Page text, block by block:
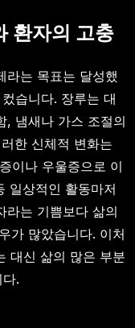
환자의 고충
라는 목표는 달성했
습니다. 장루는 대
, 냄새나 가스 조절의
한 신체적 변화는
이나 우울증으로 이
일상적인 활동마저
라는 기쁨보다 삶의
가 많았습니다. 이처
대신 삶의 많은 부분
.